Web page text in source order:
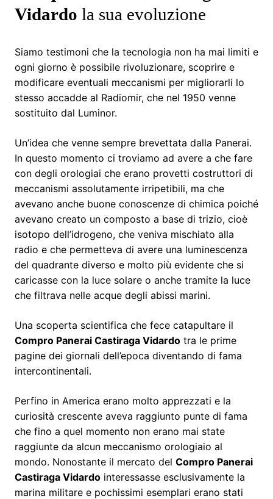
Vidardo la sua evoluzione
Siamo testimoni che la tecnologia non ha mai limiti e
ogni giorno è possibile rivoluzionare, scoprire e
modificare eventuali meccanismi per migliorarli lo
stesso accadde al Radiomir, che nel 1950 venne
sostituito dal Luminor.
Un’idea che venne sempre brevettata dalla Panerai.
In questo momento ci troviamo ad avere a che fare
con degli orologiai che erano provetti costruttori di
meccanismi assolutamente irripetibili, ma che
avevano anche buone conoscenze di chimica poiché
avevano creato un composto a base di trizio, cioè
isotopo dell’idrogeno, che veniva mischiato alla
radio e che permetteva di avere una luminescenza
del quadrante diverso e molto più evidente che si
caricasse con la luce solare o anche tramite la luce
che filtrava nelle acque degli abissi marini.
Una scoperta scientifica che fece catapultare il
Compro Panerai Castiraga Vidardo tra le prime
pagine dei giornali dell’epoca diventando di fama
intercontinentali.
Perfino in America erano molto apprezzati e la
curiosità crescente aveva raggiunto punte di fama
che fino a quel momento non erano mai state
raggiunte da alcun meccanismo orologiaio al
mondo. Nonostante il mercato del Compro Panerai
Castiraga Vidardo interessasse esclusivamente la
marina militare e pochissimi esemplari erano stati